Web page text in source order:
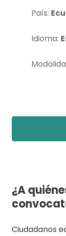
País:
Idioma:
¿A
Ciudadanos